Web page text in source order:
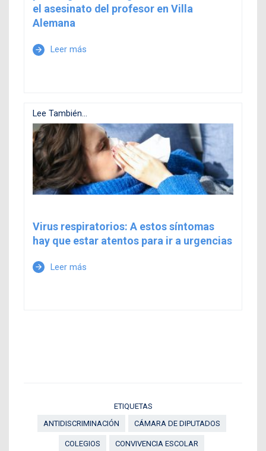
el asesinato del profesor en Villa
Alemana
arrow_forward Leer más
Lee También...
Virus respiratorios: A estos síntomas
hay que estar atentos para ir a urgencias
arrow_forward Leer más
ETIQUETAS
ANTIDISCRIMINACIÓN
CÁMARA DE DIPUTADOS
COLEGIOS CONVIVENCIA ESCOLAR